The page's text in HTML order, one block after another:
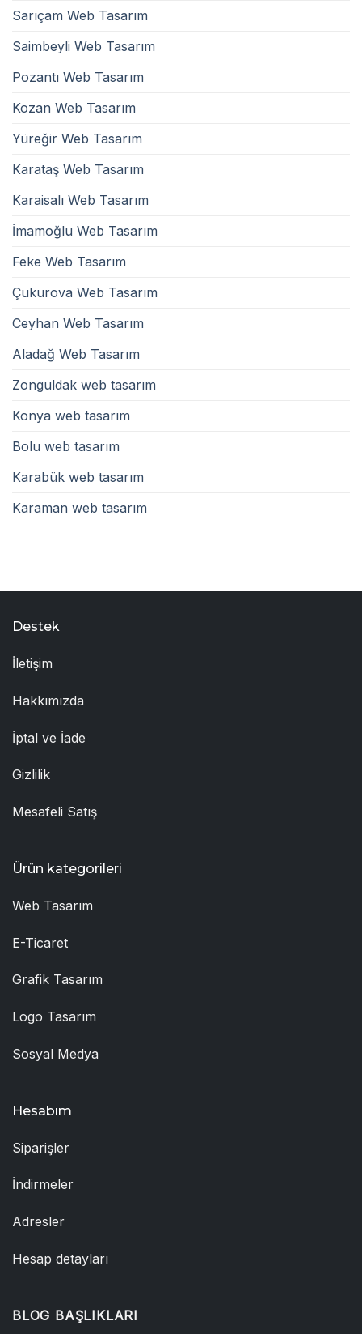
Sarıçam Web Tasarım
Saimbeyli Web Tasarım
Pozantı Web Tasarım
Kozan Web Tasarım
Yüreğir Web Tasarım
Karataş Web Tasarım
Karaisalı Web Tasarım
İmamoğlu Web Tasarım
Feke Web Tasarım
Çukurova Web Tasarım
Ceyhan Web Tasarım
Aladağ Web Tasarım
Zonguldak web tasarım
Konya web tasarım
Bolu web tasarım
Karabük web tasarım
Karaman web tasarım
Destek
İletişim
Hakkımızda
İptal ve İade
Gizlilik
Mesafeli Satış
Ürün kategorileri
Web Tasarım
E-Ticaret
Grafik Tasarım
Logo Tasarım
Sosyal Medya
Hesabım
Siparişler
İndirmeler
Adresler
Hesap detayları
BLOG BAŞLIKLARI